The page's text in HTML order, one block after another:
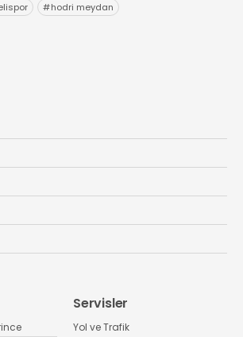
#hodri meydan
Servisler
Yol ve Trafik